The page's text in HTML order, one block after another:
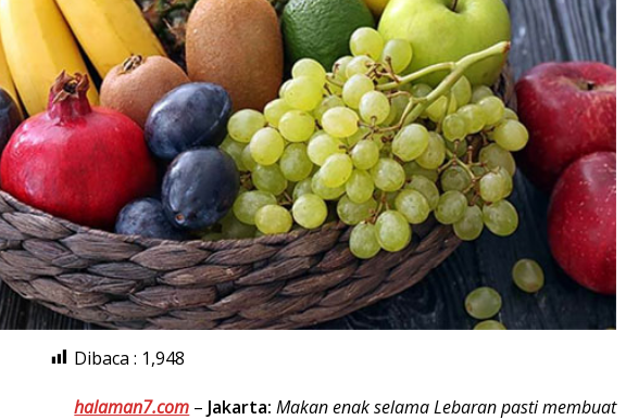
Dibaca : 1,948
halaman7.com – Jakarta: Makan enak selama Lebaran pasti membuat